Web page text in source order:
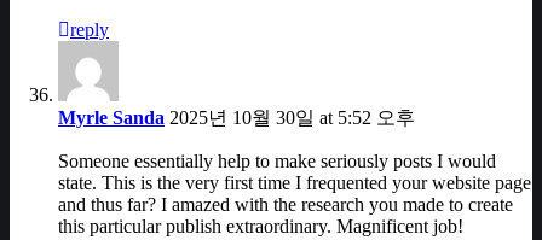
reply
Myrle Sanda 2025년 10월 30일 at 5:52 오후
Someone essentially help to make seriously posts I would
state. This is the very first time I frequented your website page
and thus far? I amazed with the research you made to create
this particular publish extraordinary. Magnificent job!